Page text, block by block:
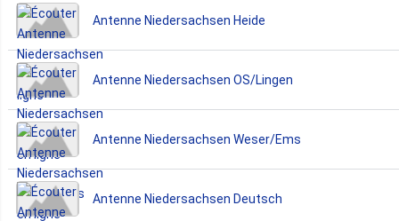
Antenne Niedersachsen Heide
Antenne Niedersachsen OS/Lingen
Antenne Niedersachsen Weser/Ems
Antenne Niedersachsen Deutsch